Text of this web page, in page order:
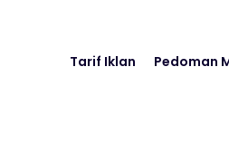
Tarif Iklan Pedoman